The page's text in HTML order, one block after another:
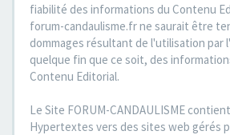
fiabilité des informations du Contenu
forum-candaulisme.fr ne saurait être
dommages résultant de l'utilisation par
quelque fin que ce soit, des
Contenu Editorial.
Le Site FORUM-CANDAULISME
Hypertextes vers des sites web gérés